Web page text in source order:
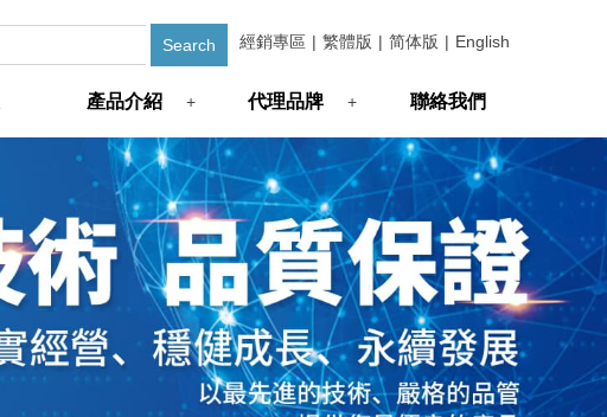
經銷專區 | 繁體版 | 简体版 | English
產品介紹 + 代理品牌 + 聯絡我們